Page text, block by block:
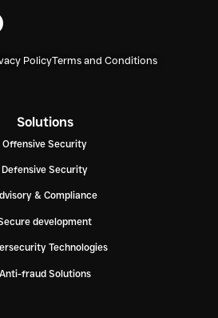
PolicyTerms and Conditions
Solutions
Offensive Security
Defensive Security
& Compliance
development
Technologies
Anti-fraud Solutions